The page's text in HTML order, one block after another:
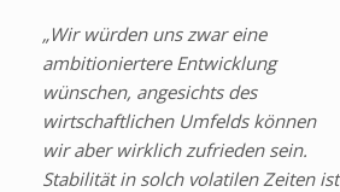
„Wir würden uns zwar eine
ambitioniertere Entwicklung
wünschen, angesichts des
wirtschaftlichen Umfelds können
wir aber wirklich zufrieden sein.
Stabilität in solch volatilen Zeiten ist